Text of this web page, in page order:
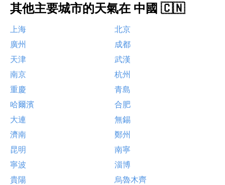
其他主要城市的天氣在 中國 🇨🇳
上海
北京
廣州
成都
天津
武漢
南京
杭州
重慶
青島
哈爾濱
合肥
大連
無錫
濟南
鄭州
昆明
南寧
寧波
淄博
貴陽
烏魯木齊